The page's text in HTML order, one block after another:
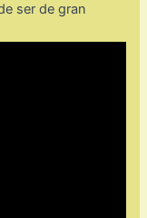
ser de gran